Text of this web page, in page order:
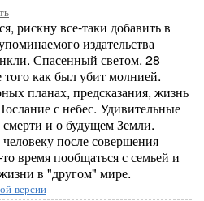
рискну все-таки добавить в
издательства
Спасенный светом. 28
того как был убит молнией.
планах, предсказания, жизнь
с небес. Удивительные
и о будущем Земли.
после совершения
время пообщаться с семьей и
в "другом" мире.
версии